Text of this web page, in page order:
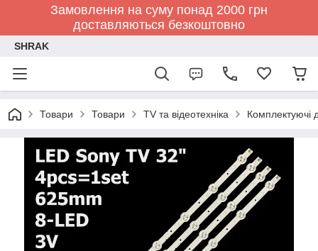
Замовлення на суму понад 2000 грн
доставляються безкоштовно
SHRAK
Товари Товари TV та відеотехніка Комплектуючі